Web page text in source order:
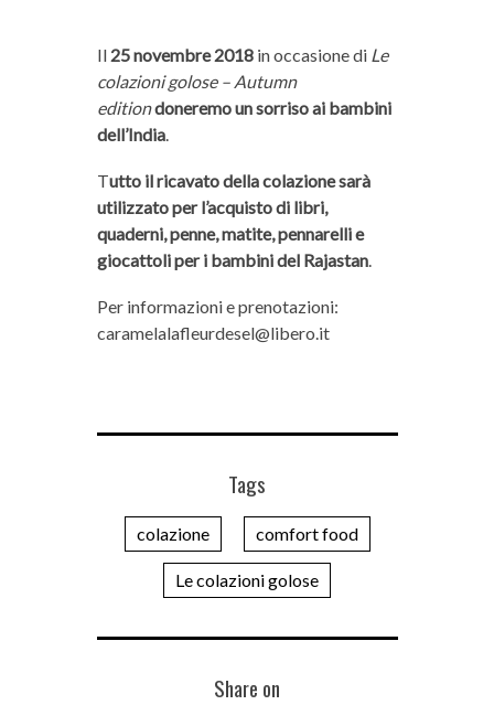
Il 25 novembre 2018in occasione di Le
colazioni golose – Autumn
editiondoneremo un sorriso ai bambini
dell’India.
Tutto il ricavato della colazione sarà
utilizzato per l’acquisto di libri,
quaderni, penne, matite, pennarelli e
giocattoli per i bambini del Rajastan.
Per informazioni e prenotazioni:
caramelalafleurdesel@libero.it
Tags
colazione comfort food
Le colazioni golose
Share on